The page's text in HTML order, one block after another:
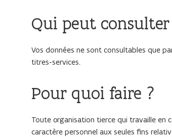
Qui peut consulter
Vos données ne sont consultables que
titres-services.
Pour quoi faire ?
Toute organisation tierce qui travaille en
caractère personnel aux seules fins